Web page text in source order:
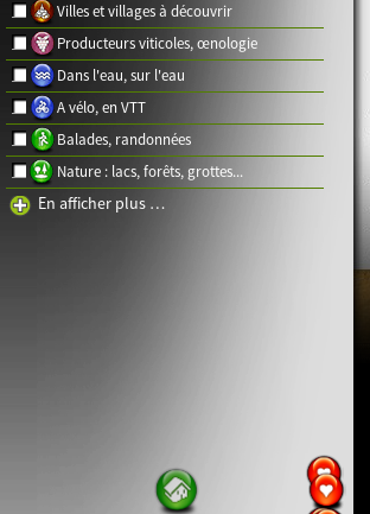
Villes et villages à découvrir
Producteurs viticoles, œnologie
Dans l'eau, sur l'eau
A vélo, en VTT
Balades, randonnées
Nature : lacs, forêts, grottes...
En afficher plus …